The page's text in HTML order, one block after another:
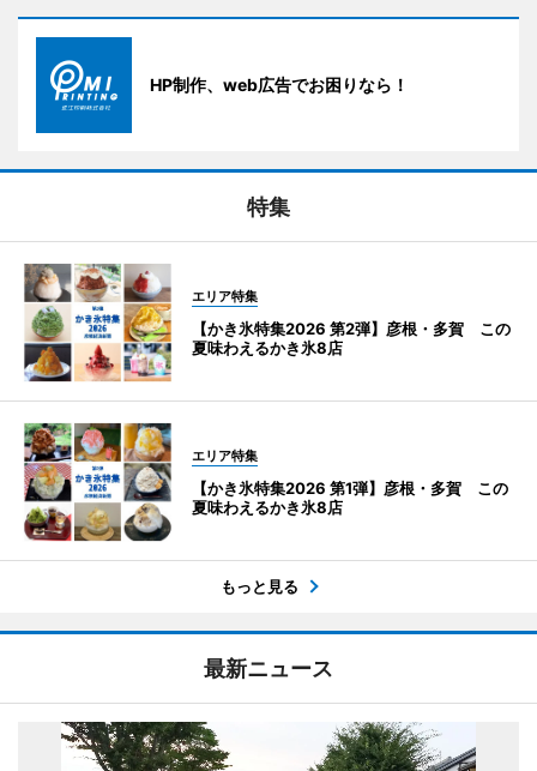
HP制作、web広告でお困りなら！
特集
エリア特集
【かき氷特集2026 第2弾】彦根・多賀 この
夏味わえるかき氷8店
エリア特集
【かき氷特集2026 第1弾】彦根・多賀 この
夏味わえるかき氷8店
もっと見る
最新ニュース